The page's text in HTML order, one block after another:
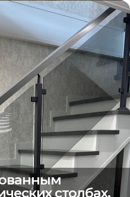
столбах.